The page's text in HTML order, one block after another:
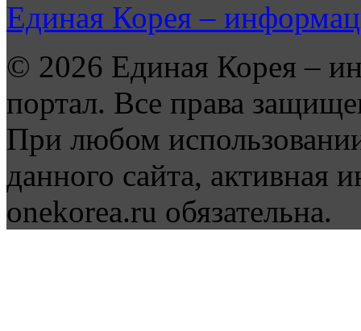
Единая Корея –
© 2026 Единая Корея –
портал. Все права
При любом
данного сайта, активная
onekorea.ru обязательна.